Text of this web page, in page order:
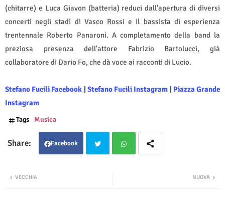
(chitarre) e Luca Giavon (batteria) reduci dall'apertura di diversi
concerti negli stadi di Vasco Rossi e il bassista di esperienza
trentennale Roberto Panaroni. A completamento della band la
preziosa presenza dell'attore Fabrizio Bartolucci, già
collaboratore di Dario Fo, che dà voce ai racconti di Lucio.
Stefano Fucili Facebook Stefano Fucili Instagram
Piazza Grande
Instagram
Tags Musica
Facebook
NUOVA
VECCHIA